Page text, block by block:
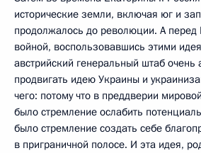
исторические земли, включая юг и
продолжалось до революции. А
войной, воспользовавшись этими
австрийский генеральный штаб очень
продвигать идею Украины и
чего: потому что в преддверии
было стремление ослабить
было стремление создать себе
в приграничной полосе. И эта идея,